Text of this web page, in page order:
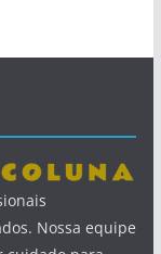
Nossa equipe